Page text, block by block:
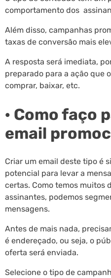
comportamento dos
Além disso, campanhas
taxas de conversão mais
A resposta será imediata,
preparado para a ação que
comprar, baixar, etc.
· Como faço
email
Criar um email deste tipo é
potencial para levar a
certas. Como temos muitos
assinantes, podemos
mensagens.
Antes de mais nada,
é endereçado, ou seja, o
oferta será enviada.
Selecione o tipo de